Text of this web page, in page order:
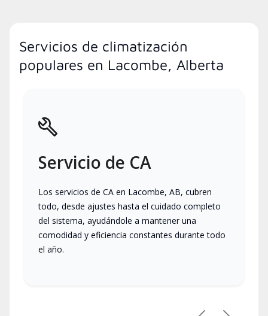
Servicios de climatización
populares en Lacombe, Alberta
Servicio de CA
Los servicios de CA en Lacombe, AB, cubren
todo, desde ajustes hasta el cuidado completo
del sistema, ayudándole a mantener una
comodidad y eficiencia constantes durante todo
el año.